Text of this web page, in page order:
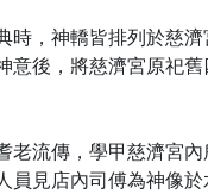
時，神轎皆排列於慈
後，將慈濟宮原祀
老流傳，學甲慈濟宮
員見店內司傅為神像